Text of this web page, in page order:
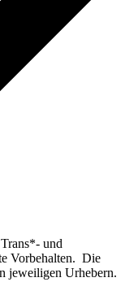
und
Vorbehalten. Die
jeweiligen Urhebern.